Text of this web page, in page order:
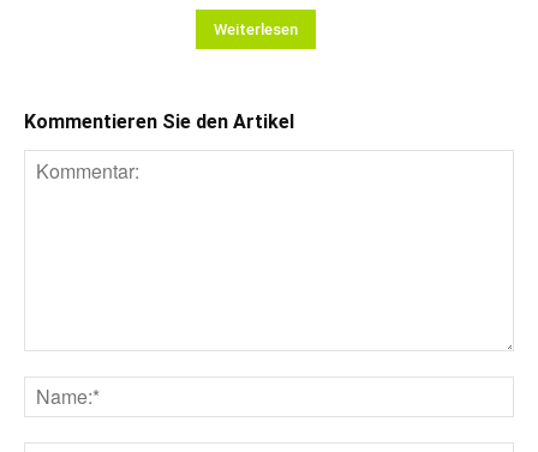
Weiterlesen
Kommentieren Sie den Artikel